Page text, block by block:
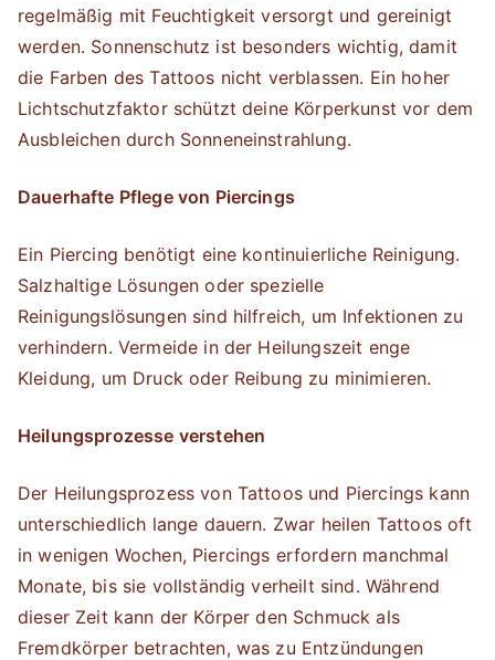
regelmäßig mit Feuchtigkeit versorgt und gereinigt
werden. Sonnenschutz ist besonders wichtig, damit
die Farben des Tattoos nicht verblassen. Ein hoher
Lichtschutzfaktor schützt deine Körperkunst vor dem
Ausbleichen durch Sonneneinstrahlung.
Dauerhafte Pflege von Piercings
Ein Piercing benötigt eine kontinuierliche Reinigung.
Salzhaltige Lösungen oder spezielle
Reinigungslösungen sind hilfreich, um Infektionen zu
verhindern. Vermeide in der Heilungszeit enge
Kleidung, um Druck oder Reibung zu minimieren.
Heilungsprozesse verstehen
Der Heilungsprozess von Tattoos und Piercings kann
unterschiedlich lange dauern. Zwar heilen Tattoos oft
in wenigen Wochen, Piercings erfordern manchmal
Monate, bis sie vollständig verheilt sind. Während
dieser Zeit kann der Körper den Schmuck als
Fremdkörper betrachten, was zu Entzündungen